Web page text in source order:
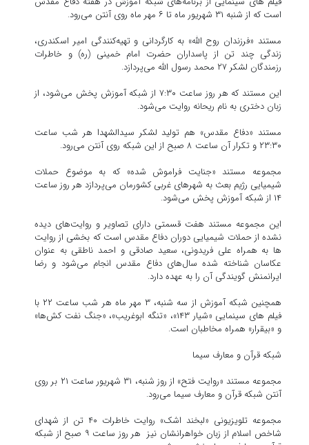
است که از شنبه ۳۱ شهریور ماه تا ۶ مهر ماه روی آنتن می‌رود.
مستند «فرزندان روح الله» به کارگردانی و تهیه‌کنندگی امیر اسکندری،
زندگی چند تن از پاسداران حضرت امام خمینی (ره) و خاطرات
رزمندگان لشکر ۲۷ محمد رسول الله می‌پردازد.
این مستند که هر روز ساعت ۷:۳۰ از شبکه آموزش پخش می‌شود، از
زبان دختری به نام ریحانه روایت می‌شود.
مستند «دفاع مقدس» هم تولید لشکر سیدالشهدا هر شب ساعت
۲۳:۳۰ و تکرار آن ساعت ۸ صبح از این شبکه روی آنتن می‌رود.
مجموعه مستند «جنایت فراموش شده» که به موضوع حملات
شیمیایی رژیم بعث به شهرهای غربی کشورمان می‌پردازد هر روز ساعت
۱۴ از شبکه آموزش پخش می‌شود.
این مجموعه مستند هفت قسمتی دارای تصاویر و روایت‌های دیده
نشده از حملات شیمیایی دوران دفاع مقدس است که بخشی از روایت
ها به همراه علی فریدونی، سعید صادقی و احمد ناطقی به عنوان
عکاسان شناخته شده سال‌های دفاع مقدس انجام می‌شود و رضا
ایرانمنش گویندگی آن را به عهده دارد.
همچنین شبکه آموزش از سه شنبه، ۳ مهر ماه هر شب ساعت ۲۲ با
فیلم های سینمایی «شیار ۱۴۳»، «تنگه ابوغریب»، «جنگ نفت کش‌ها»
و «بیقرار» همراه مخاطبان است.
شبکه قرآن و معارف سیما
مجموعه مستند «روایت فتح» از روز شنبه، ۳۱ شهریور ساعت ۲۱ بر روی
آنتن شبکه قرآن و معارف سیما می‌رود.
مجموعه تلویزیونی «لبخند اشک» روایت خاطرات ۴۰ تن از شهدای
شاخص اسلام از زبان خواهرانشان نیز هر روز ساعت ۹ صبح از شبکه